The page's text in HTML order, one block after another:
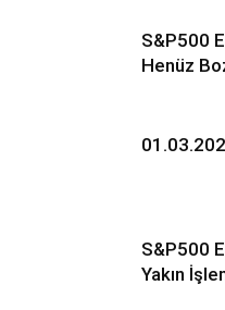
S&P500
Henüz
S&P500
Yakın